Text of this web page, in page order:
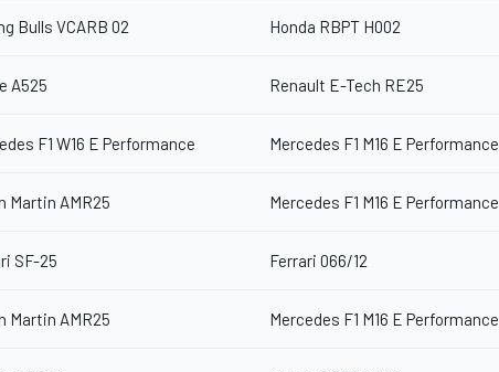
Bulls VCARB 02 Honda RBPT H002
A525 Renault E-Tech RE25
F1 W16 E Performance Mercedes F1 M16 E Performance
Martin AMR25 Mercedes F1 M16 E Performance
SF-25 Ferrari 066/12
Martin AMR25 Mercedes F1 M16 E Performance